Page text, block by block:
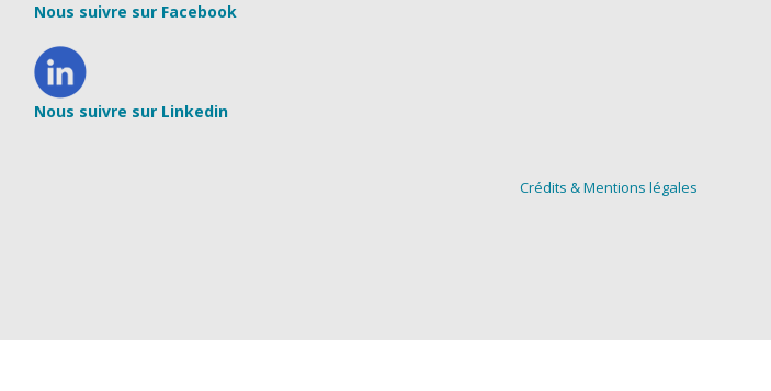
Nous suivre sur Facebook
Nous suivre sur Linkedin
Crédits & Mentions légales